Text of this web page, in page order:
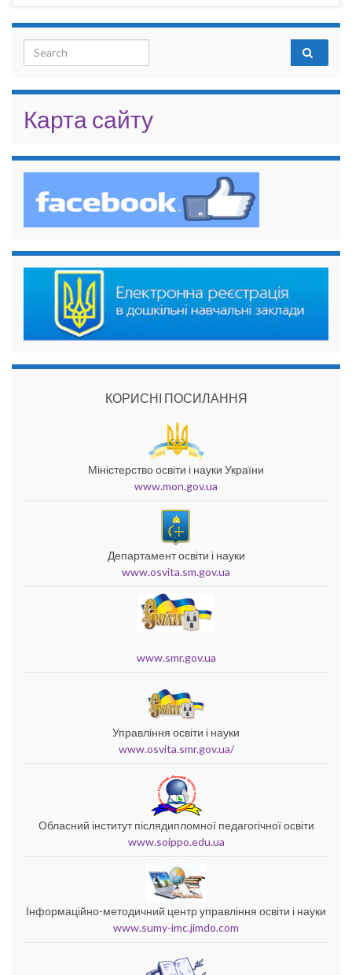
Search for:
Карта сайту
КОРИСНІ ПОСИЛАННЯ
Міністерство освіти і науки України
www.mon.gov.ua
Департамент освіти і науки
www.osvita.sm.gov.ua
www.smr.gov.ua
Управління освіти і науки
www.osvita.smr.gov.ua/
Обласний інститут післядипломної педагогічної освіти
www.soippo.edu.ua
Інформаційно-методичний центр управління освіти і науки
www.sumy-imc.jimdo.com